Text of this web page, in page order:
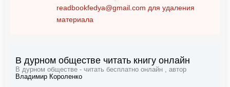
readbookfedya@gmail.com для удаления
материала
В дурном обществе читать книгу онлайн
В дурном обществе - читать бесплатно онлайн , автор
Владимир Короленко